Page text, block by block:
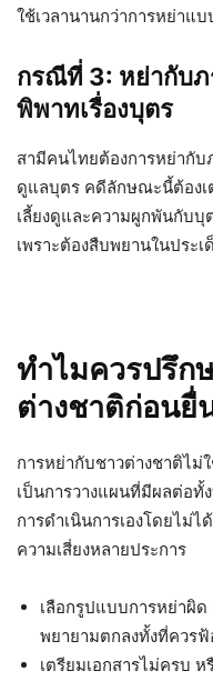
ใช้เวลานานกว่าการหย่าแ
กรณีที่ 3: หย่ากับ
พิพาทเรื่องบุตร
สามีคนไทยต้องการหย่ากับ
ดูแลบุตร คดีลักษณะนี้ต้องเ
เลี้ยงดูและความผูกพันกับบุ
เพราะต้องสืบพยานในประ
ทำไมควรปรึก
ต่างชาติก่อนยื่
การหย่ากับชาวต่างชาติไม่
เป็นการวางแผนที่มีผลต่อ
การดำเนินการเองโดยไม่
ความเสี่ยงหลายประการ
เลือกรูปแบบการหย่าผิ
พยายามตกลงทั้งที่ควรฟ้
เตรียมเอกสารไม่ครบ